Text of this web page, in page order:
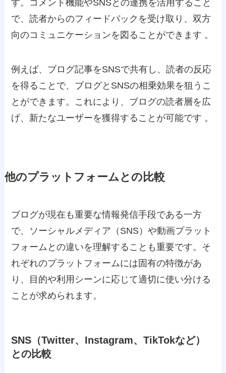
す。コメント機能やSNSとの連携を活用すること
で、読者からのフィードバックを受け取り、双方
向のコミュニケーションを図ることができます 。
例えば、ブログ記事をSNSで共有し、読者の反応
を得ることで、ブログとSNSの相乗効果を狙うこ
とができます。これにより、ブログの読者層を広
げ、新たなユーザーを獲得することが可能です 。
他のプラットフォームとの比較
ブログが現在も重要な情報発信手段である一方
で、ソーシャルメディア（SNS）や動画プラット
フォームとの違いを理解することも重要です。そ
れぞれのプラットフォームには固有の特徴があ
り、目的や利用シーンに応じて適切に使い分ける
ことが求められます。
SNS（Twitter、Instagram、TikTokなど）
との比較